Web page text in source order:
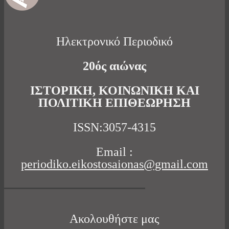
Ηλεκτρονικό Περιοδικό
20ός αιώνας
ΙΣΤΟΡΙΚΗ, ΚΟΙΝΩΝΙΚΗ ΚΑΙ
ΠΟΛΙΤΙΚΗ ΕΠΙΘΕΩΡΗΣΗ
ISSN:3057-4315
Email :
periodiko.eikostosaionas@gmail.com
Ακολουθήστε μας